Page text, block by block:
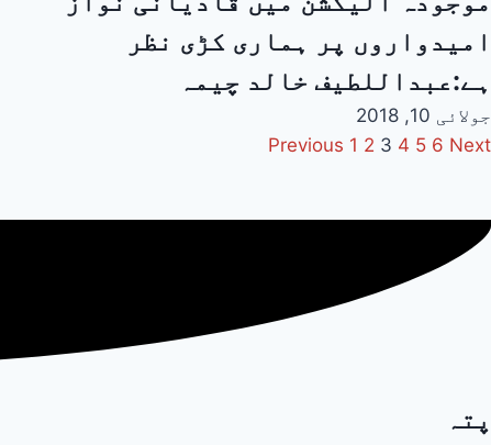
امیدواروں پر ہماری کڑی نظر
ہے:عبداللطیف خالد چیمہ
جولائی 10, 2018
Previous 1 2 3 4 5 6 Next
پتہ